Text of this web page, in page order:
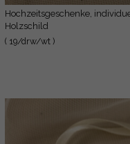
Hochzeitsgeschenke, individuelles Design
Holzschild
( 19/drw/wt )